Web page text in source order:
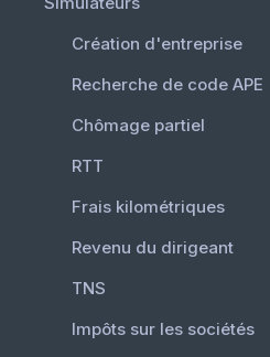
Création d'entreprise
Recherche de code APE
Chômage partiel
RTT
Frais kilométriques
Revenu du dirigeant
TNS
Impôts sur les sociétés